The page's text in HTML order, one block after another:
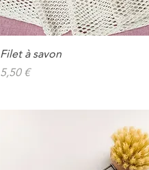
Aperçu rapide
Filet à savon
Prix
5,50 €